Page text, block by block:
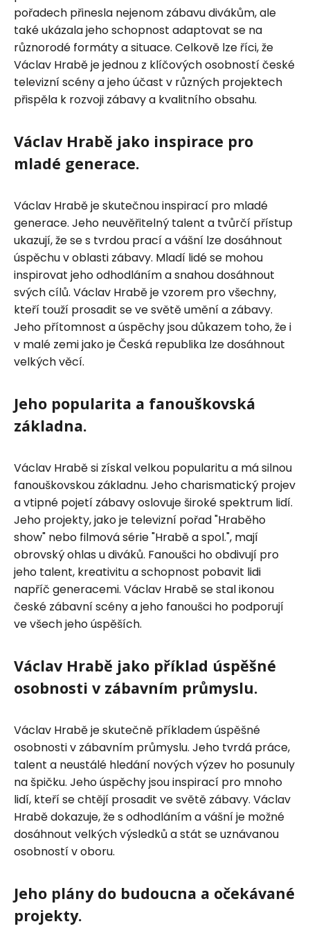
pořadech přinesla nejenom zábavu divákům, ale
také ukázala jeho schopnost adaptovat se na
různorodé formáty a situace. Celkově lze říci, že
Václav Hrabě je jednou z klíčových osobností české
televizní scény a jeho účast v různých projektech
přispěla k rozvoji zábavy a kvalitního obsahu.
Václav Hrabě jako inspirace pro
mladé generace.
Václav Hrabě je skutečnou inspirací pro mladé
generace. Jeho neuvěřitelný talent a tvůrčí přístup
ukazují, že se s tvrdou prací a vášní lze dosáhnout
úspěchu v oblasti zábavy. Mladí lidé se mohou
inspirovat jeho odhodláním a snahou dosáhnout
svých cílů. Václav Hrabě je vzorem pro všechny,
kteří touží prosadit se ve světě umění a zábavy.
Jeho přítomnost a úspěchy jsou důkazem toho, že i
v malé zemi jako je Česká republika lze dosáhnout
velkých věcí.
Jeho popularita a fanouškovská
základna.
Václav Hrabě si získal velkou popularitu a má silnou
fanouškovskou základnu. Jeho charismatický projev
a vtipné pojetí zábavy oslovuje široké spektrum lidí.
Jeho projekty, jako je televizní pořad "Hraběho
show" nebo filmová série "Hrabě a spol.", mají
obrovský ohlas u diváků. Fanoušci ho obdivují pro
jeho talent, kreativitu a schopnost pobavit lidi
napříč generacemi. Václav Hrabě se stal ikonou
české zábavní scény a jeho fanoušci ho podporují
ve všech jeho úspěších.
Václav Hrabě jako příklad úspěšné
osobnosti v zábavním průmyslu.
Václav Hrabě je skutečně příkladem úspěšné
osobnosti v zábavním průmyslu. Jeho tvrdá práce,
talent a neustálé hledání nových výzev ho posunuly
na špičku. Jeho úspěchy jsou inspirací pro mnoho
lidí, kteří se chtějí prosadit ve světě zábavy. Václav
Hrabě dokazuje, že s odhodláním a vášní je možné
dosáhnout velkých výsledků a stát se uznávanou
osobností v oboru.
Jeho plány do budoucna a očekávané
projekty.